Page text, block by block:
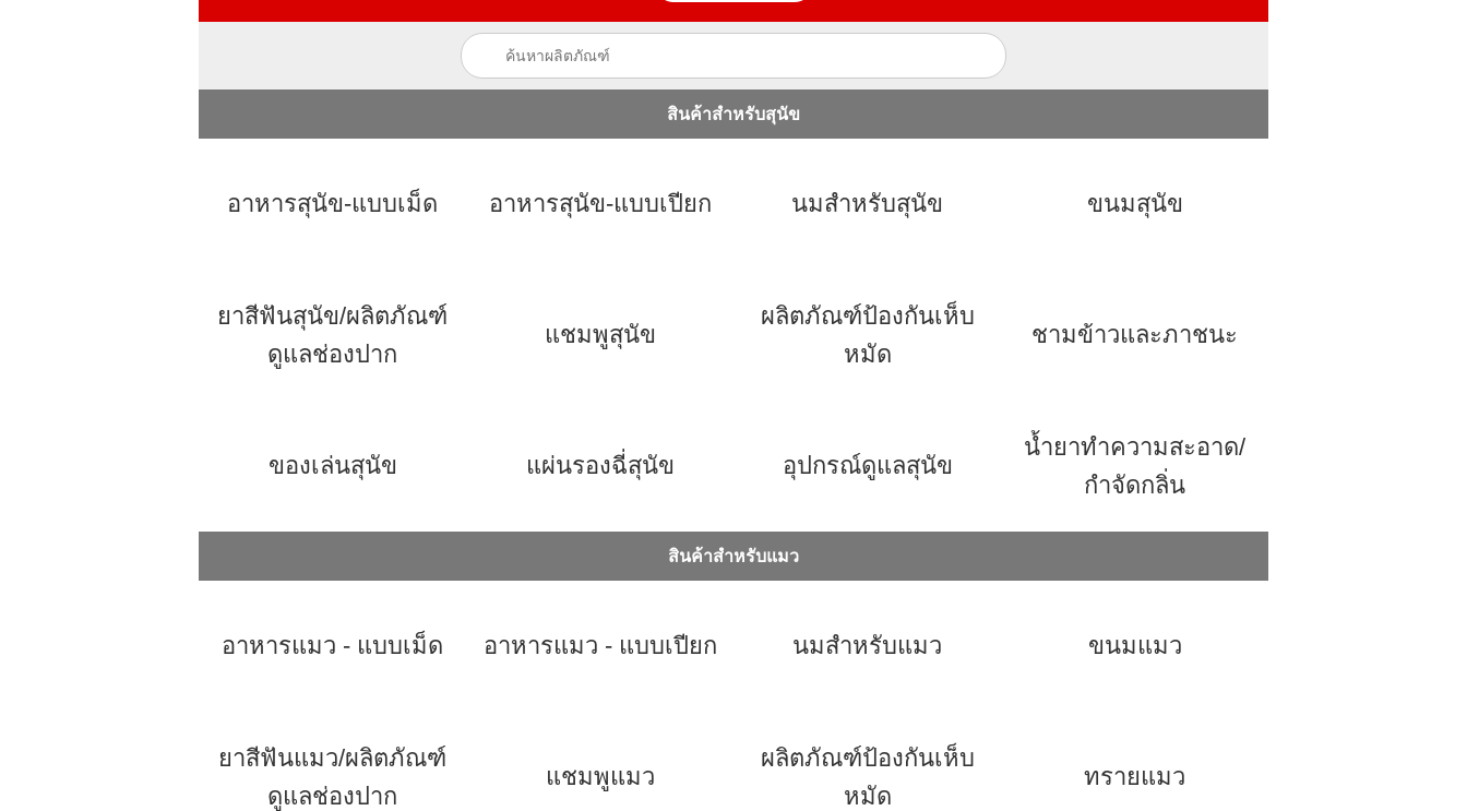
สินค้าสำหรับสุนัข
อาหารสุนัข-แบบเม็ด อาหารสุนัข-แบบเปียก นมสำหรับสุนัข ขนมสุนัข
ยาสีฟันสุนัข/ผลิตภัณฑ์
ดูแลช่องปาก
แชมพูสุนัข
ผลิตภัณฑ์ป้องกันเห็บ
หมัด
ชามข้าวและภาชนะ
ของเล่นสุนัข แผ่นรองฉี่สุนัข อุปกรณ์ดูแลสุนัข
น้ำยาทำความสะอาด/
กำจัดกลิ่น
สินค้าสำหรับแมว
อาหารแมว - แบบเม็ด อาหารแมว - แบบเปียก นมสำหรับแมว ขนมแมว
ยาสีฟันแมว/ผลิตภัณฑ์
ดูแลช่องปาก
แชมพูแมว
ผลิตภัณฑ์ป้องกันเห็บ
หมัด
ทรายแมว